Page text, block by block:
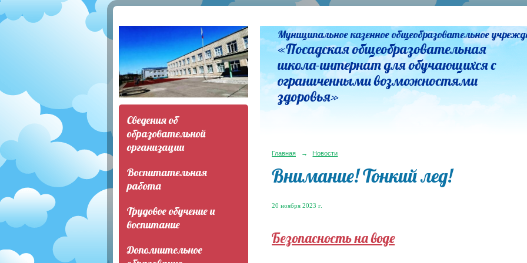
Сведения об
образовательной
организации
Воспитательная
работа
Трудовое обучение и
воспитание
Дополнительное
Муниципальное казенное общеобразовательное
«Посадская общеобразовательная
школа-интернат для обучающихся с
ограниченными возможностями
здоровья»
Главная → Новости
Внимание! Тонкий лед!
20 ноября 2023 г.
Безопасность на воде